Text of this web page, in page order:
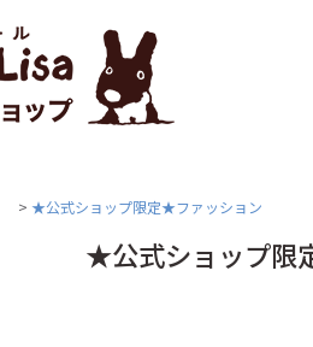
> ★公式ショップ限定★ファッション
★公式ショップ限